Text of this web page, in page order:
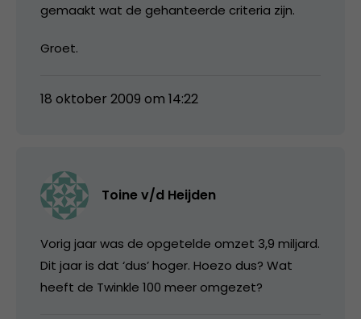
gemaakt wat de gehanteerde criteria zijn.
Groet.
18 oktober 2009 om 14:22
Toine v/d Heijden
Vorig jaar was de opgetelde omzet 3,9 miljard.
Dit jaar is dat ‘dus’ hoger. Hoezo dus? Wat
heeft de Twinkle 100 meer omgezet?